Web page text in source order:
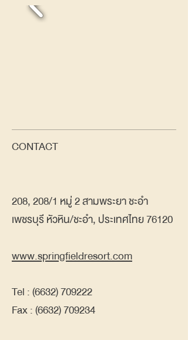
CONTACT
208, 208/1 หมู่ 2 สามพระยา ชะอำ
เพชรบุรี หัวหิน/ชะอำ, ประเทศไทย 76120
www.springfieldresort.com
Tel :(6632) 709222
Fax : (6632) 709234